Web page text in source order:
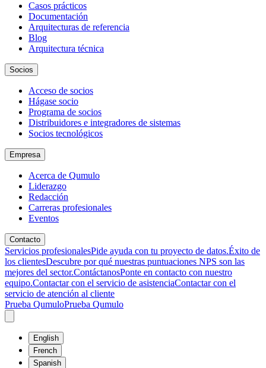
Casos prácticos
Documentación
Arquitecturas de referencia
Blog
Arquitectura técnica
Socios
Acceso de socios
Hágase socio
Programa de socios
Distribuidores e integradores de sistemas
Socios tecnológicos
Empresa
Acerca de Qumulo
Liderazgo
Redacción
Carreras profesionales
Eventos
Contacto
Servicios profesionalesPide ayuda con tu proyecto de datos.Éxito de
los clientesDescubre por qué nuestras puntuaciones NPS son las
mejores del sector.ContáctanosPonte en contacto con nuestro
equipo.Contactar con el servicio de asistenciaContactar con el
servicio de atención al cliente
Prueba QumuloPrueba Qumulo
English
French
Spanish